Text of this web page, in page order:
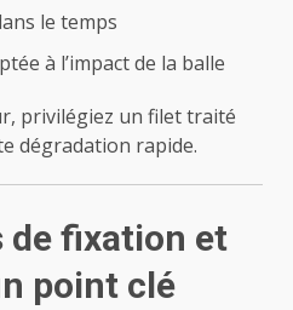
le temps
à l’impact de la balle
privilégiez un filet traité
dégradation rapide.
de fixation et
point clé